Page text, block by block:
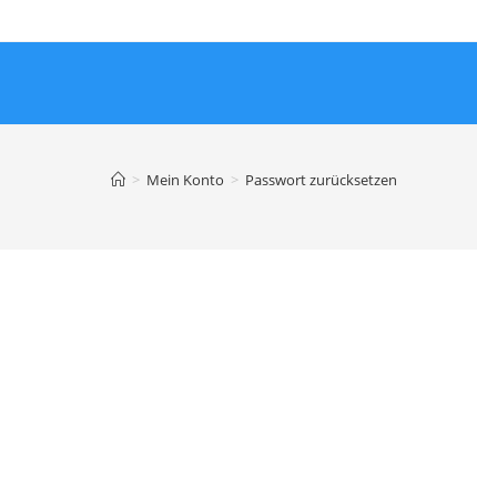
> Mein Konto > Passwort zurücksetzen